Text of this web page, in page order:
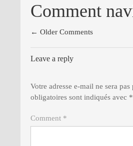
Comment
← Older Comments
Leave a reply
Votre adresse e-mail ne sera pas
obligatoires sont indiqués avec *
Comment *